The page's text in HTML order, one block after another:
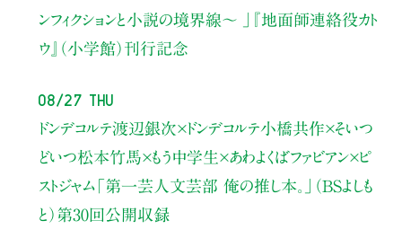
ンフィクションと小説の境界線〜 」
『地面師連絡役カト
ウ』（小学館）刊行記念
08/27 Thu
ドンデコルテ渡辺銀次×ドンデコルテ小橋共作×そいつ
どいつ松本竹馬×もう中学生×あわよくばファビアン×ピ
ストジャム「第一芸人文芸部 俺の推し本。」（BSよしも
と） 第30回公開収録